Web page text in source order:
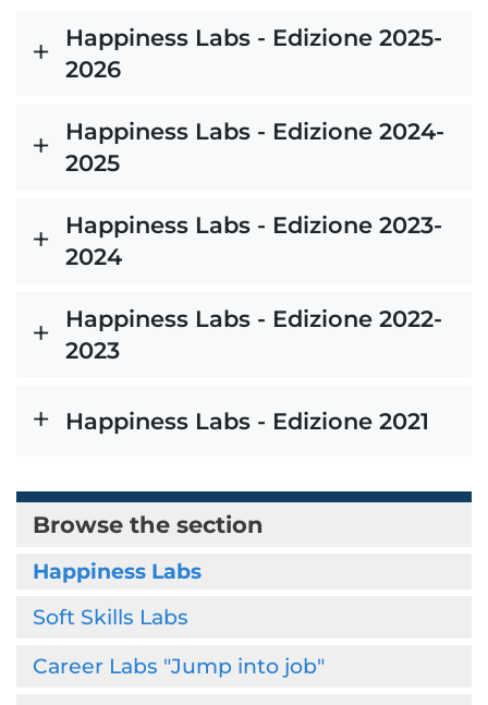
Happiness Labs - Edizione 2025-
2026
Happiness Labs - Edizione 2024-
2025
Happiness Labs - Edizione 2023-
2024
Happiness Labs - Edizione 2022-
2023
Happiness Labs - Edizione 2021
Browse the section
Happiness Labs
Soft Skills Labs
Career Labs "Jump into job"